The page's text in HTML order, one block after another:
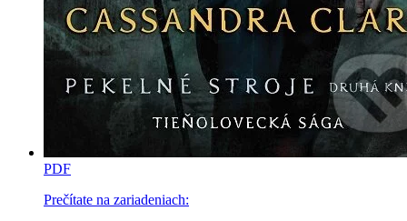
PDF
Prečítate na zariadeniach: